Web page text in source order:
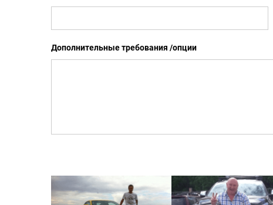
Дополнительные требования /опции